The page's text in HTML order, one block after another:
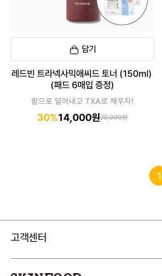
담기
레드빈 트라넥사믹애씨드 토너 (150ml)
(패드 6매입 증정)
팥으로 덜어내고 TXA로 채우자!
30%14,000원20,000원
1
고객센터